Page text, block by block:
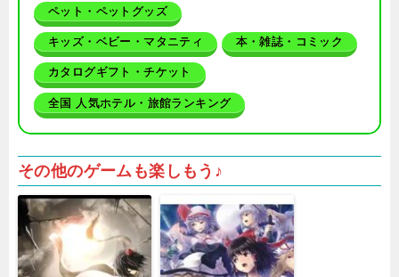
ペット・ペットグッズ
キッズ・ベビー・マタニティ 本・雑誌・コミック
カタログギフト・チケット
全国 人気ホテル・旅館ランキング
その他のゲームも楽しもう♪